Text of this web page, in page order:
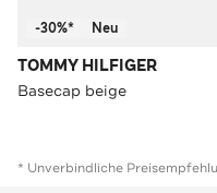
-30%* Neu
TOMMY HILFIGER
Basecap beige
* Unverbindliche